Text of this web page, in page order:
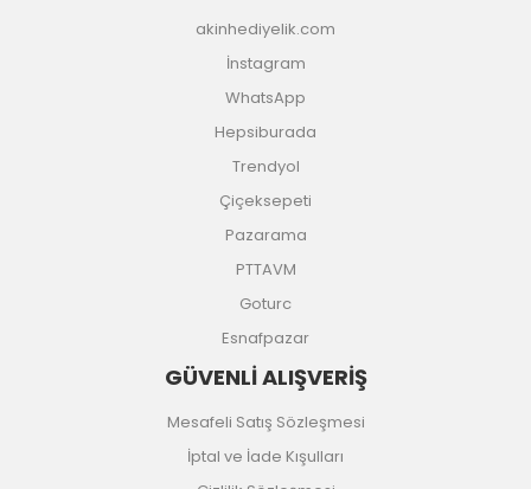
akinhediyelik.com
İnstagram
WhatsApp
Hepsiburada
Trendyol
Çiçeksepeti
Pazarama
PTTAVM
Goturc
Esnafpazar
GÜVENLİ ALIŞVERİŞ
Mesafeli Satış Sözleşmesi
İptal ve İade Kışulları